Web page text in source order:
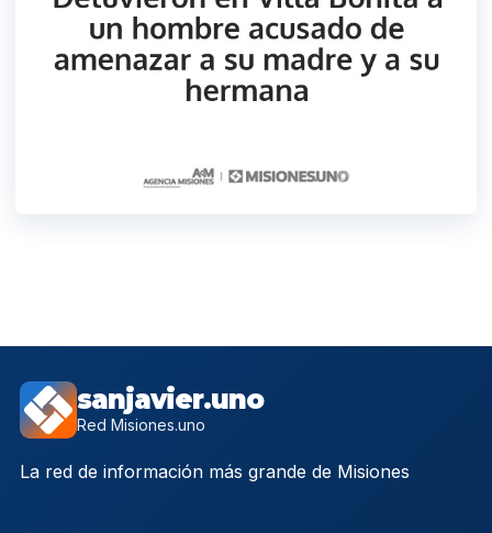
sanjavier.uno
Red Misiones.uno
La red de información más grande de Misiones